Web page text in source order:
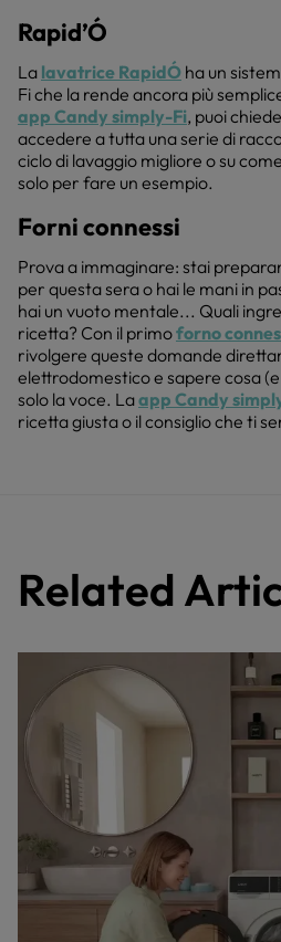
Rapid’Ó
La lavatrice RapidÓ ha un
Fi che la rende ancora più
app Candy simply-Fi, puoi
accedere a tutta una serie di
ciclo di lavaggio migliore o su
solo per fare un esempio.
Forni connessi
Prova a immaginare: stai
per questa sera o hai le mani in
hai un vuoto mentale... Quali
ricetta? Con il primoforno
rivolgere queste domande
elettrodomestico e sapere cosa
solo la voce. Laapp Candy
ricetta giusta o il consiglio che ti
Related